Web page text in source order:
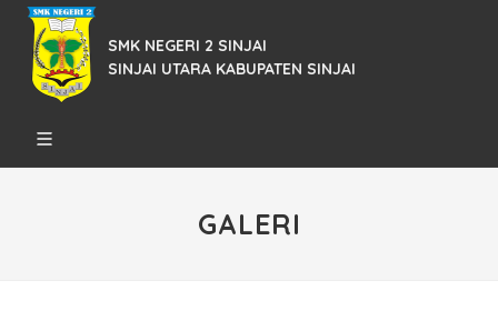
SMK NEGERI 2 SINJAI
SINJAI UTARA KABUPATEN SINJAI
GALERI